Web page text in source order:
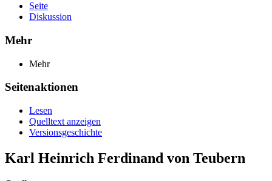
Seite
Diskussion
Mehr
Mehr
Seitenaktionen
Lesen
Quelltext anzeigen
Versionsgeschichte
Karl Heinrich Ferdinand von Teubern